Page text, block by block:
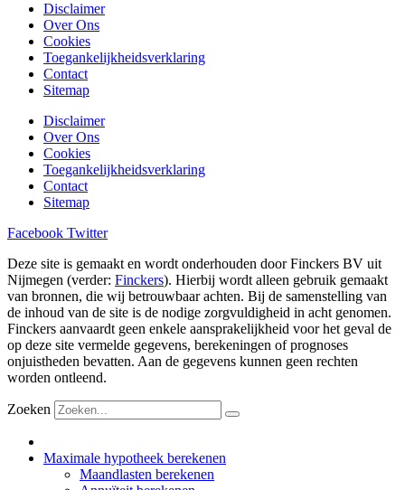
Disclaimer
Over Ons
Cookies
Toegankelijkheidsverklaring
Contact
Sitemap
Disclaimer
Over Ons
Cookies
Toegankelijkheidsverklaring
Contact
Sitemap
Facebook Twitter
Deze site is gemaakt en wordt onderhouden door Finckers BV uit
Nijmegen (verder: Finckers). Hierbij wordt alleen gebruik gemaakt
van bronnen, die wij betrouwbaar achten. Bij de samenstelling van
de inhoud van de site is de nodige zorgvuldigheid in acht genomen.
Finckers aanvaardt geen enkele aansprakelijkheid voor het geval de
op deze site vermelde gegevens, berekeningen of prognoses
onjuistheden bevatten. Aan de gegevens kunnen geen rechten
worden ontleend.
Zoeken
Maximale hypotheek berekenen
Maandlasten berekenen